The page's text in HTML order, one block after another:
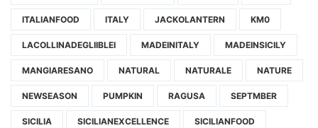
ITALIANFOOD ITALY JACKOLANTERN KM0
LACOLLINADEGLIIBLEI MADEINITALY MADEINSICILY
MANGIARESANO NATURAL NATURALE NATURE
NEWSEASON PUMPKIN RAGUSA SEPTMBER
SICILIA SICILIANEXCELLENCE SICILIANFOOD